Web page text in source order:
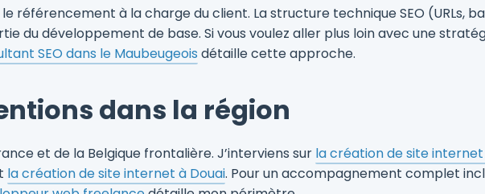
référencement à la charge du client. La structure technique SEO (URLs,
du développement de base. Si vous voulez aller plus loin avec une
SEO dans le Maubeugeois détaille cette approche.
dans la région
et de la Belgique frontalière. J’interviens sur la création de site
la création de site internet à Douai. Pour un accompagnement complet